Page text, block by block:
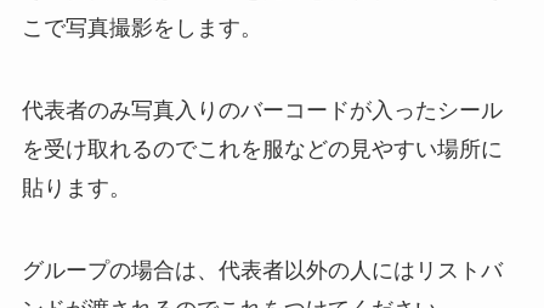
こで写真撮影をします。
代表者のみ写真入りのバーコードが入ったシール
を受け取れるのでこれを服などの見やすい場所に
貼ります。
グループの場合は、代表者以外の人にはリストバ